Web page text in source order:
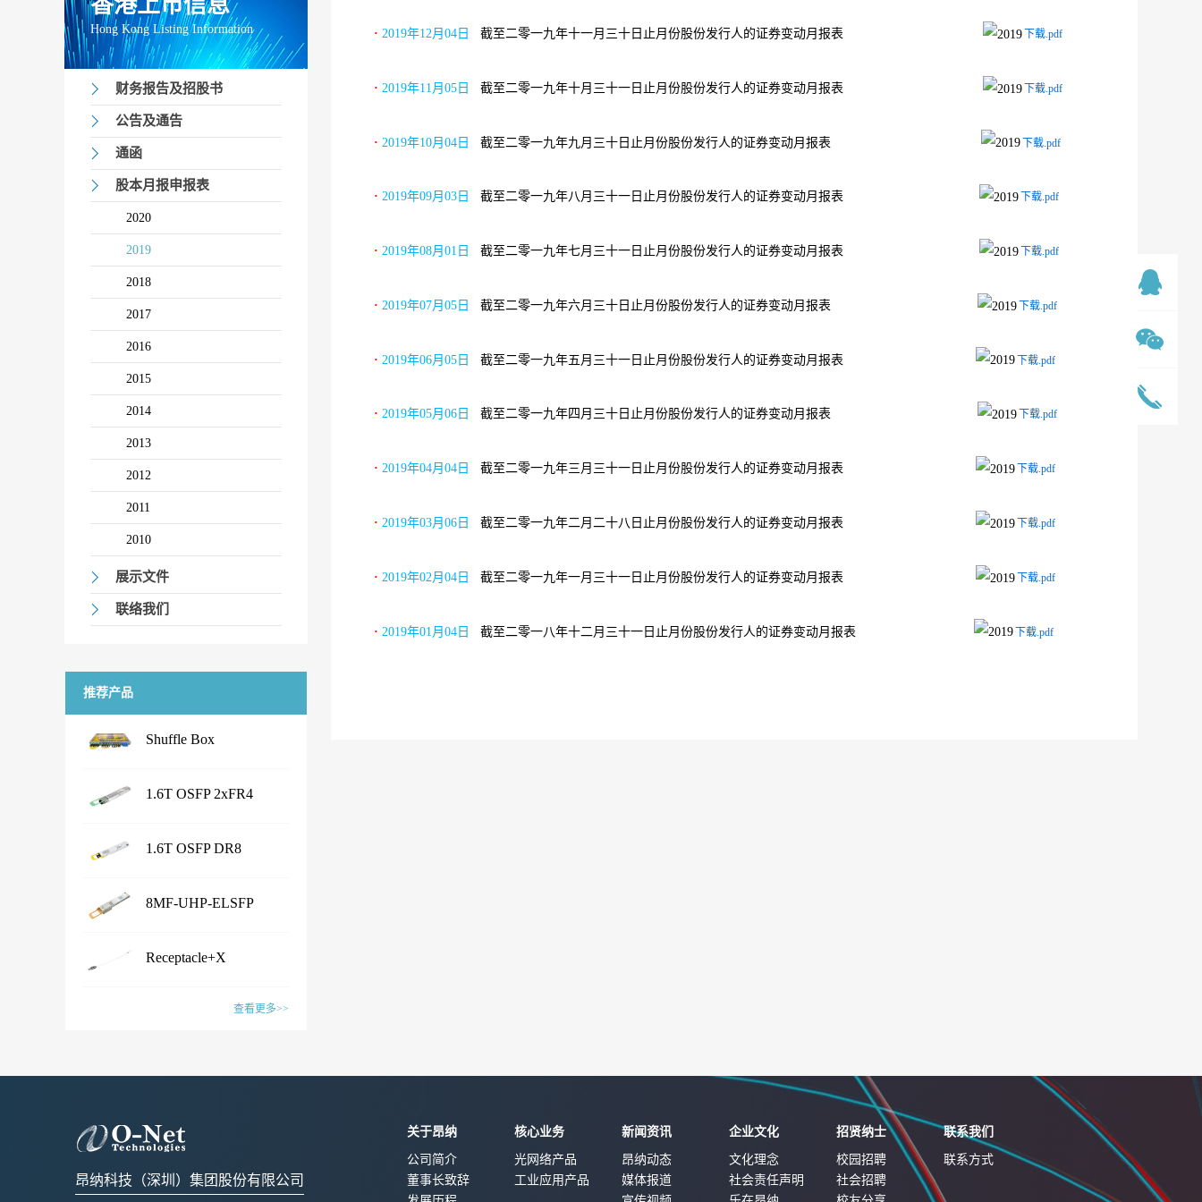
Hong Kong Listing Information
财务报告及招股书
公告及通告
通函
股本月报申报表
2020
2019
2018
2017
2016
2015
2014
2013
2012
2011
2010
展示文件
联络我们
推荐产品
Shuffle Box
Chassis Size：1U/2U/3U/4U/
LC /CS /SN /MPO /MMC /SN-
with smaller wiring space· Fiber
Aluminum alloy/ Zn-plate/
Switching System· Ultra-large-
High-performance Computing
(HPC) Supercomputing Center联
Sales@o-netcom.com
1.6T OSFP 2xFR4
Transceiver产品特性·
MSA compliant· CMIS5.2
1.6T OSFP DR8
Transceiver产品特性·
MSA compliant· CMIS 5.2
Dual MPO-12 or MPO-16应用
netcom.com
8MF-UHP-ELSFP
channel· Low power
consumption· Build in blind mate
optical and electrical connectors·
Polarization maintaining optical
Receptacle+X
性· Pull force 1-3N or
with IEC and Cisco
X:FA/fiber/capillary/collimator,
查看更多>>
· 2019年12月04日 截至二零一九年十一月三十日止月份股份发行人的证券变动月报表 下载.pdf
· 2019年11月05日 截至二零一九年十月三十一日止月份股份发行人的证券变动月报表 下载.pdf
· 2019年10月04日 截至二零一九年九月三十日止月份股份发行人的证券变动月报表 下载.pdf
· 2019年09月03日 截至二零一九年八月三十一日止月份股份发行人的证券变动月报表 下载.pdf
· 2019年08月01日 截至二零一九年七月三十一日止月份股份发行人的证券变动月报表 下载.pdf
· 2019年07月05日 截至二零一九年六月三十日止月份股份发行人的证券变动月报表 下载.pdf
· 2019年06月05日 截至二零一九年五月三十一日止月份股份发行人的证券变动月报表 下载.pdf
· 2019年05月06日 截至二零一九年四月三十日止月份股份发行人的证券变动月报表 下载.pdf
· 2019年04月04日 截至二零一九年三月三十一日止月份股份发行人的证券变动月报表 下载.pdf
· 2019年03月06日 截至二零一九年二月二十八日止月份股份发行人的证券变动月报表 下载.pdf
· 2019年02月04日 截至二零一九年一月三十一日止月份股份发行人的证券变动月报表 下载.pdf
· 2019年01月04日 截至二零一八年十二月三十一日止月份股份发行人的证券变动月报表 下载.pdf
昂纳科技（深圳）集团股份有限公司
关于昂纳
公司简介
董事长致辞
核心业务
光网络产品
工业应用产品
新闻资讯
昂纳动态
媒体报道
企业文化
文化理念
社会责任声明
招贤纳士
校园招聘
社会招聘
联系我们
联系方式